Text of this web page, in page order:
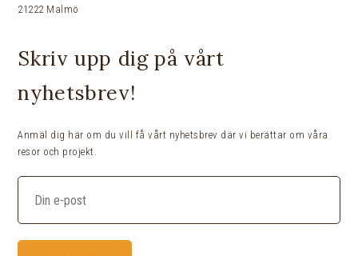
21222 Malmö
Skriv upp dig på vårt
nyhetsbrev!
Anmäl dig här om du vill få vårt nyhetsbrev där vi berättar om våra
resor och projekt.